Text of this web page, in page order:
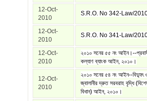
12-Oct-
2010
S.R.O. No 342-Law/
12-Oct-
2010
S.R.O. No 341-Law/
12-Oct-
2010
২০১০ সনের ৫৫ নং আইন।--
কল্যাণ ব্যাংক আইন, ২০১০।
12-Oct-
2010
২০১০ সনের ৫৪ নং আইন--বিদ্যুৎ
জ্বালানীর দ্রুত সরবরাহ বৃদ্ধি
বিধান) আইন, ২০১০।